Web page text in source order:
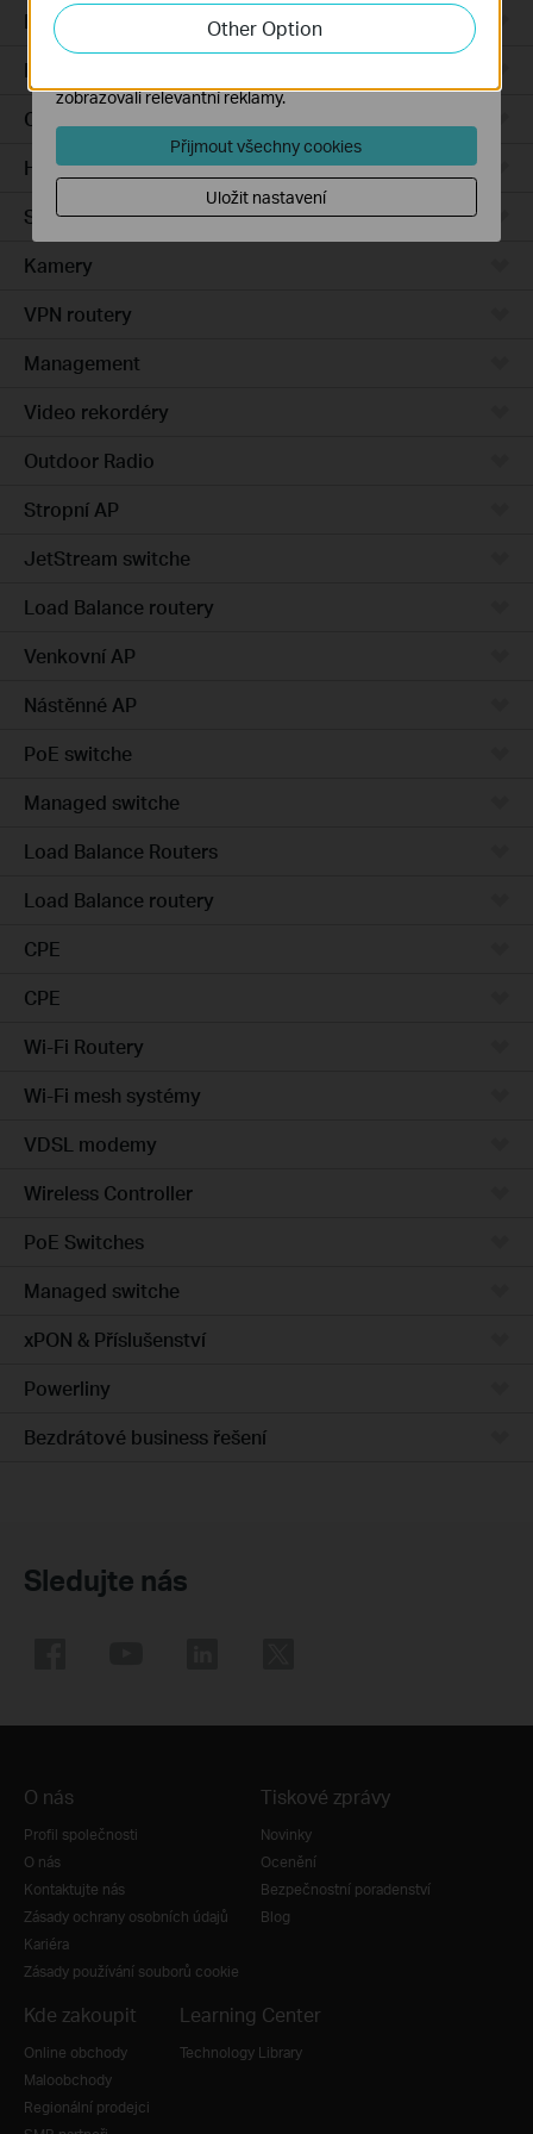
Integrated Gateways
DSL Gateways
Cloud-Based
Hardware
Software
Kamery
VPN routery
Management
Video rekordéry
Outdoor Radio
Stropní AP
JetStream switche
Load Balance routery
Venkovní AP
Nástěnné AP
PoE switche
Managed switche
Load Balance Routers
Load Balance routery
CPE
CPE
Wi-Fi Routery
Wi-Fi mesh systémy
VDSL modemy
Wireless Controller
PoE Switches
Managed switche
xPON & Příslušenství
Powerliny
Bezdrátové business řešení
Sledujte nás
O nás
Profil společnosti
O nás
Kontaktujte nás
Zásady ochrany osobních údajů
Kariéra
Zásady používání souborů cookie
Tiskové zprávy
Novinky
Ocenění
Bezpečnostní poradenství
Blog
Kde zakoupit
Online obchody
Maloobchody
Regionální prodejci
Learning Center
Technology Library
Other Option
zlepšení a přizpůsobení jejich funkčnosti.
Marketingové soubory cookie mohou prostřednictvím
zobrazovali relevantní reklamy.
Přijmout všechny cookies
Uložit nastavení